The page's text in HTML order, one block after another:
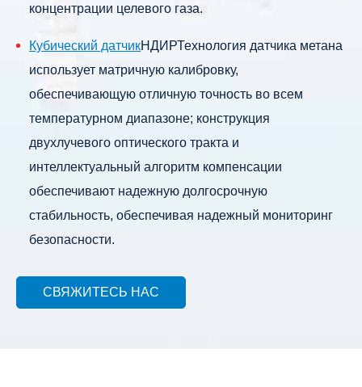
концентрации целевого газа.
Кубический датчикНДИРТехнология датчика метана
использует матричную калибровку,
обеспечивающую отличную точность во всем
температурном диапазоне; конструкция
двухлучевого оптического тракта и
интеллектуальный алгоритм компенсации
обеспечивают надежную долгосрочную
стабильность, обеспечивая надежный мониторинг
безопасности.
(TDLAS)-это узкополосная лазерная
технология.Детектор метана tdlas
СВЯЖИТЕСЬ НАС